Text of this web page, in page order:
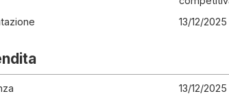
13/12/2025
13/12/2025